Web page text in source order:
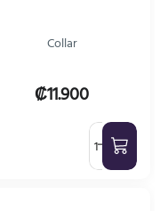
Collar
₡11.900